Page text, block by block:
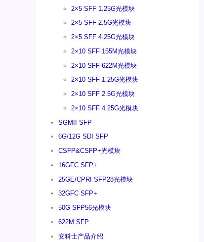
2×5 SFF 1.25G光模块
2×5 SFF 2.5G光模块
2×5 SFF 4.25G光模块
2×10 SFF 155M光模块
2×10 SFF 622M光模块
2×10 SFF 1.25G光模块
2×10 SFF 2.5G光模块
2×10 SFF 4.25G光模块
SGMII SFP
6G/12G SDI SFP
CSFP&CSFP+光模块
16GFC SFP+
25GE/CPRI SFP28光模块
32GFC SFP+
50G SFP56光模块
622M SFP
安科士产品介绍